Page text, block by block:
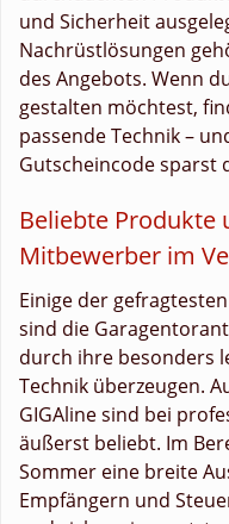
und Sicherheit
Nachrüstlösungen
des Angebots. Wenn
gestalten möchtest,
passende Technik –
Gutscheincode sparst
Beliebte Produkte
Mitbewerber im
Einige der
sind die
durch ihre besonders
Technik überzeugen.
GIGAline sind bei
äußerst beliebt. Im
Sommer eine breite
Empfängern und